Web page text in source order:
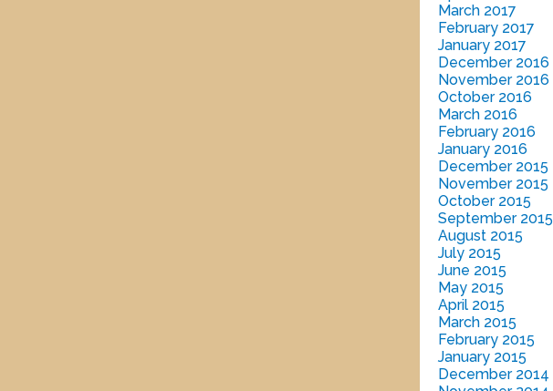
March 2017
February 2017
January 2017
December 2016
November 2016
October 2016
March 2016
February 2016
January 2016
December 2015
November 2015
October 2015
September 2015
August 2015
July 2015
June 2015
May 2015
April 2015
March 2015
February 2015
January 2015
December 2014